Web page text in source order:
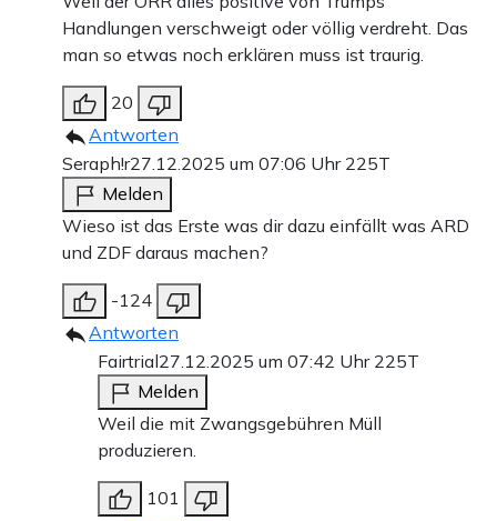
Handlungen verschweigt oder völlig verdreht. Das
man so etwas noch erklären muss ist traurig.
20
Antworten
Seraph!r27.12.2025 um 07:06 Uhr 225T
Melden
Wieso ist das Erste was dir dazu einfällt was ARD
und ZDF daraus machen?
-124
Antworten
Fairtrial27.12.2025 um 07:42 Uhr 225T
Melden
Weil die mit Zwangsgebühren Müll
produzieren.
101